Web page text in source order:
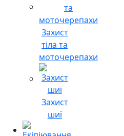
Захист
тіла та
моточерепахи
Захист
шиї